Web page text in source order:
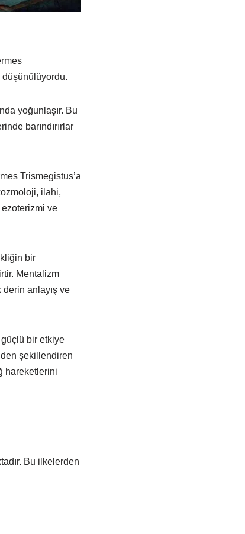
düşünülüyordu.
yoğunlaşır. Bu
barındırırlar
Trismegistus’a
ilahi,
ve
bir
Mentalizm
anlayış ve
bir etkiye
şekillendiren
hareketlerini
Bu ilkelerden